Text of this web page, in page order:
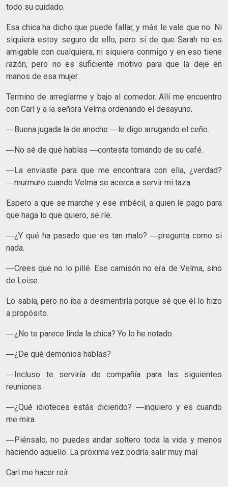
todo su cuidado.
Esa chica ha dicho que puede fallar, y más le vale que no. Ni
siquiera estoy seguro de ello, pero sí de que Sarah no es
amigable con cualquiera, ni siquiera conmigo y en eso tiene
razón, pero no es suficiente motivo para que la deje en
manos de esa mujer.
Termino de arreglarme y bajo al comedor. Allí me encuentro
con Carl y a la señora Velma ordenando el desayuno.
―Buena jugada la de anoche ―le digo arrugando el ceño.
―No sé de qué hablas ―contesta tomando de su café.
―La enviaste para que me encontrara con ella, ¿verdad?
―murmuro cuando Velma se acerca a servir mi taza.
Espero a que se marche y ese imbécil, a quien le pago para
que haga lo que quiero, se ríe.
―¿Y qué ha pasado que es tan malo? ―pregunta como si
nada.
―Crees que no lo pillé. Ese camisón no era de Velma, sino
de Loise.
Lo sabía, pero no iba a desmentirla porque sé que él lo hizo
a propósito.
―¿No te parece linda la chica? Yo lo he notado.
―¿De qué demonios hablas?
―Incluso te serviría de compañía para las siguientes
reuniones.
―¿Qué idioteces estás diciendo? ―inquiero y es cuando
me mira.
―Piénsalo, no puedes andar soltero toda la vida y menos
haciendo aquello. La próxima vez podría salir muy mal
Carl me hacer reír.